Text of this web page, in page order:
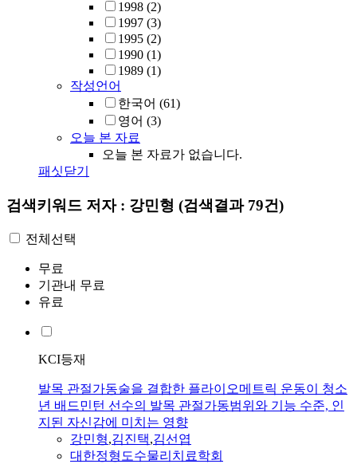
1998 (2)
1997 (3)
1995 (2)
1990 (1)
1989 (1)
작성언어
한국어 (61)
영어 (3)
오늘 본 자료
오늘 본 자료가 없습니다.
패싯닫기
검색키워드 저자 : 강민형 (검색결과 79건)
전체선택
무료
기관내 무료
유료
KCI등재
발목 관절가동술을 결합한 플라이오메트릭 운동이 청소
년 배드민턴 선수의 발목 관절가동범위와 기능 수준, 인
지된 자신감에 미치는 영향
강민형,김진택,김선엽
대한정형도수물리치료학회